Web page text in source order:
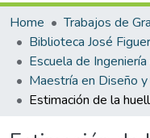
Home
Trabajos de